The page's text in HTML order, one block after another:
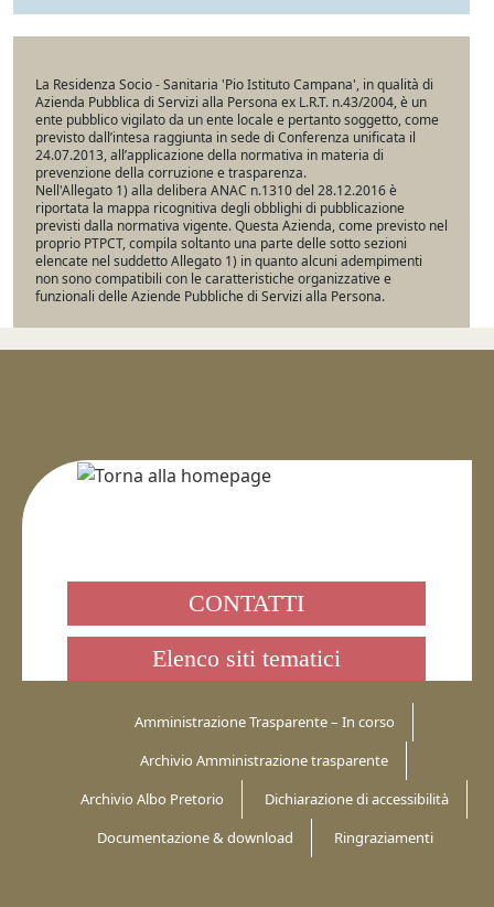
La Residenza Socio - Sanitaria 'Pio Istituto Campana', in qualità di
Azienda Pubblica di Servizi alla Persona ex L.R.T. n.43/2004, è un
ente pubblico vigilato da un ente locale e pertanto soggetto, come
previsto dall’intesa raggiunta in sede di Conferenza unificata il
24.07.2013, all’applicazione della normativa in materia di
prevenzione della corruzione e trasparenza.
Nell'Allegato 1) alla delibera ANAC n.1310 del 28.12.2016 è
riportata la mappa ricognitiva degli obblighi di pubblicazione
previsti dalla normativa vigente. Questa Azienda, come previsto nel
proprio PTPCT, compila soltanto una parte delle sotto sezioni
elencate nel suddetto Allegato 1) in quanto alcuni adempimenti
non sono compatibili con le caratteristiche organizzative e
funzionali delle Aziende Pubbliche di Servizi alla Persona.
CONTATTI
Elenco siti tematici
Amministrazione Trasparente – In corso
Archivio Amministrazione trasparente
Archivio Albo Pretorio
Dichiarazione di accessibilità
Documentazione & download
Ringraziamenti